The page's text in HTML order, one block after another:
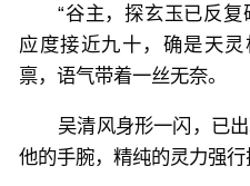
“谷主，探玄玉已反
应度接近九十，确是天
禀，语气带着一丝无奈。
吴清风身形一闪，已
他的手腕，精纯的灵力强行